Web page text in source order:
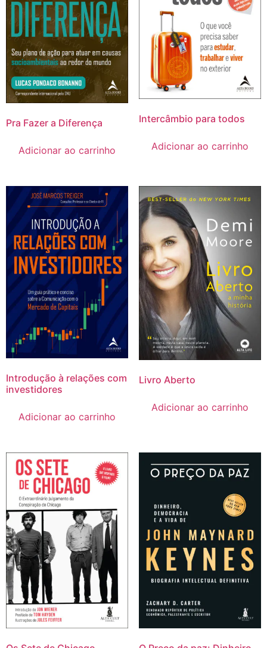
Pra Fazer a Diferença
Adicionar ao carrinho
Intercâmbio para todos
Adicionar ao carrinho
Introdução à relações com
investidores
Adicionar ao carrinho
Livro Aberto
Adicionar ao carrinho